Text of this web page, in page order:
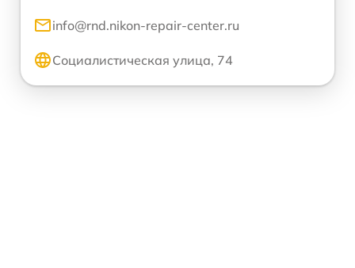
info@rnd.nikon-repair-center.ru
Социалистическая улица, 74